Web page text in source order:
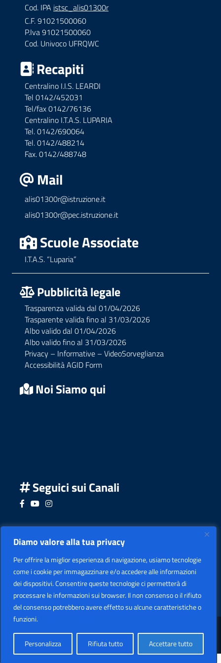
Diamo valore alla tua privacy
Per offrire la miglior esperienza di navigazione, usiamo tecnologie
come i cookie per immagazzinare e/o accedere alle informazioni
dei dispositivi. Consentire queste tecnologie ci permetterà di
processare le informazioni sui browser. Il non consenso o il rifiuto
del consenso potrebbero avere effetto su alcune caratteristiche o
funzioni.
Personalizza Rifiuta tutto Accettare tutto
Cod. IPA istsc_alis01300r
C.F. 91021500060
P.Iva 91021500060
Cod. Univoco UFRQWC
Recapiti
Centralino I.I.S. LEARDI
Tel 0142/452031
Tel/fax 0142/76136
Centralino I.T.A.S. LUPARIA
Tel. 0142/690064
Tel. 0142/488214
Fax. 0142/488748
Mail
alis01300r@istruzione.it
alis01300r@pec.istruzione.it
Scuole Associate
I.T.A.S. “Luparia”
Pubblicità legale
Trasparenza valida dal 01/04/2026
Trasparente valida fino al 31/03/2026
Albo valido dal 01/04/2026
Albo valido fino al 31/03/2026
Privacy – Informative – VideoSorveglianza
Accessibilità AGID Form
Noi Siamo qui
Seguici sui Canali
Seguici su Facebook
Seguici su YouTube
Seguici su Instagram
Sezione Legale Copyright 2026 I.I.S. "LEARDI"